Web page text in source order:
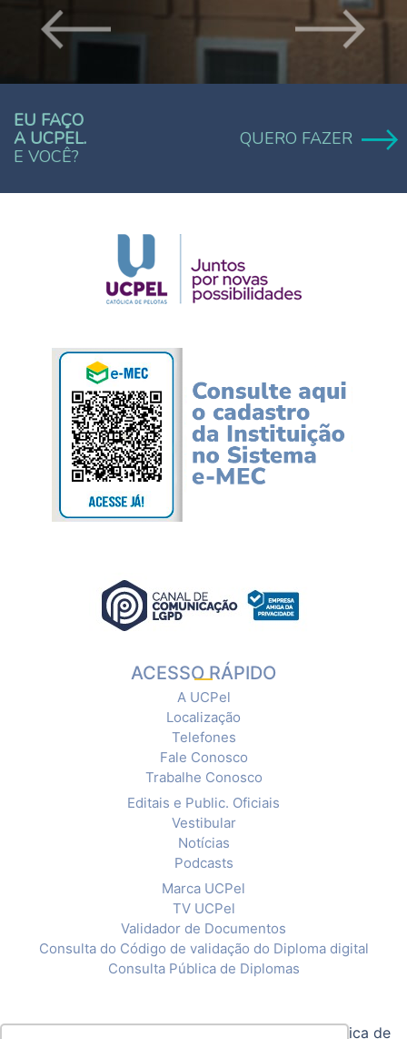
EU FAÇO
A UCPEL.
E VOCÊ?
QUERO FAZER
ACESSO RÁPIDO
A UCPel
Localização
Telefones
Fale Conosco
Trabalhe Conosco
Editais e Public. Oficiais
Vestibular
Notícias
Podcasts
Marca UCPel
TV UCPel
Validador de Documentos
Consulta do Código de validação do Diploma digital
Consulta Pública de Diplomas
Política de